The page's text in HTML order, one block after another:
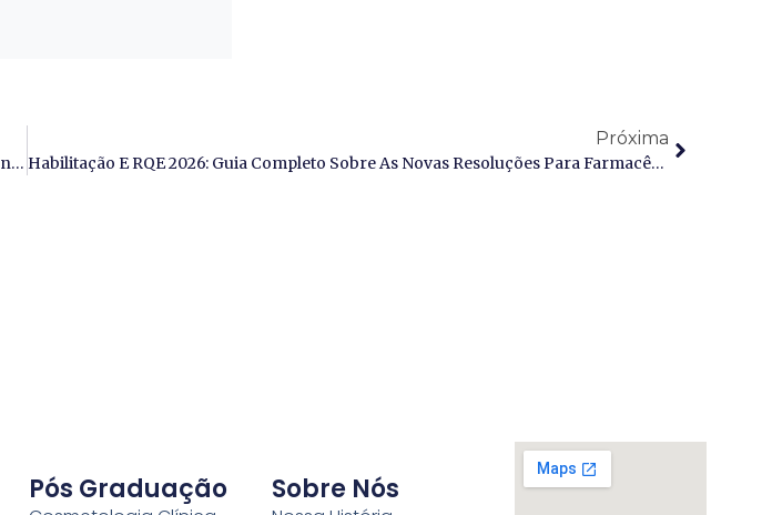
Marketing De Autoridade Científica: Como Se Tornar Uma Referência Inquestionável Em Saúde Estética Em 2026
Próxima
Habilitação E RQE 2026: Guia Completo Sobre As Novas Resoluções Para Farmacêuticos, Biomédicos E Enfermeiros Estetas
Pós Graduação Sobre Nós